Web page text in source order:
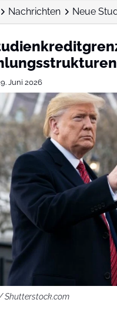
Nachrichten Neue
Juni 2026
Shutterstock.com